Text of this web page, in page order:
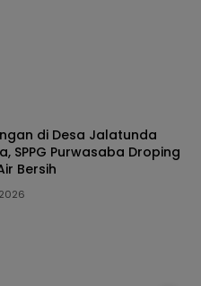
di Desa Jalatunda
SPPG Purwasaba Droping
Bersih